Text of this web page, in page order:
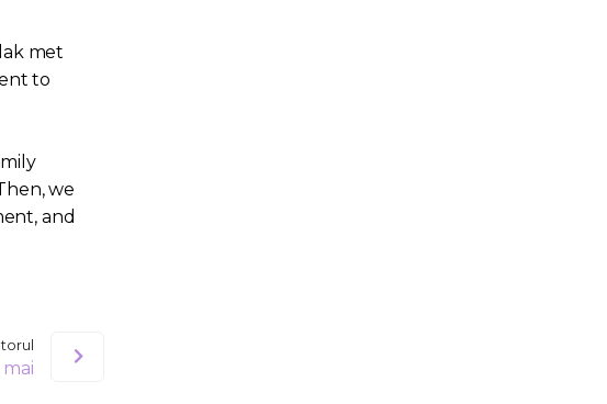
met
to
we
and